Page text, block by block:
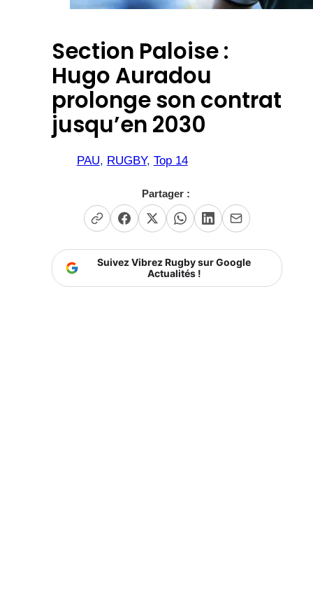
Section Paloise :
Hugo Auradou
prolonge son contrat
jusqu’en 2030
PAU, RUGBY, Top 14
Partager :
Suivez Vibrez Rugby sur Google
Actualités !